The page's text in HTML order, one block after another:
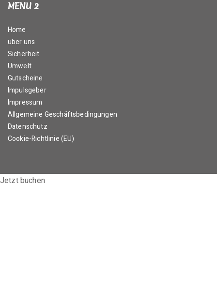
MENU 2
Home
über uns
Sicherheit
Umwelt
Gutscheine
Impulsgeber
Impressum
Allgemeine Geschäftsbedingungen
Datenschutz
Cookie-Richtlinie (EU)
Jetzt buchen